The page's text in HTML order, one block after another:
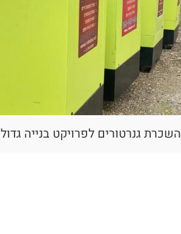
השכרת גנרטורים לפרויקט בנייה גדול